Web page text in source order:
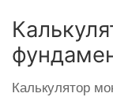
Калькулятор